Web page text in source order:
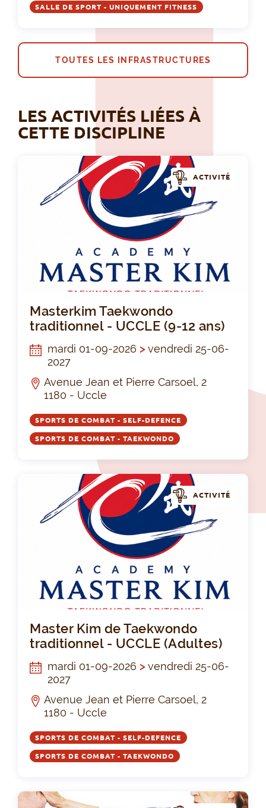
SALLE DE SPORT - UNIQUEMENT FITNESS
TOUTES LES INFRASTRUCTURES
LES ACTIVITÉS LIÉES À
CETTE DISCIPLINE
ACTIVITÉ
Masterkim Taekwondo
traditionnel - UCCLE (9-12 ans)
mardi 01-09-2026 >vendredi 25-06-
2027
Avenue Jean et Pierre Carsoel, 2
1180 - Uccle
SPORTS DE COMBAT - SELF-DEFENCE
SPORTS DE COMBAT - TAEKWONDO
ACTIVITÉ
Master Kim de Taekwondo
traditionnel - UCCLE (Adultes)
mardi 01-09-2026 >vendredi 25-06-
2027
Avenue Jean et Pierre Carsoel, 2
1180 - Uccle
SPORTS DE COMBAT - SELF-DEFENCE
SPORTS DE COMBAT - TAEKWONDO